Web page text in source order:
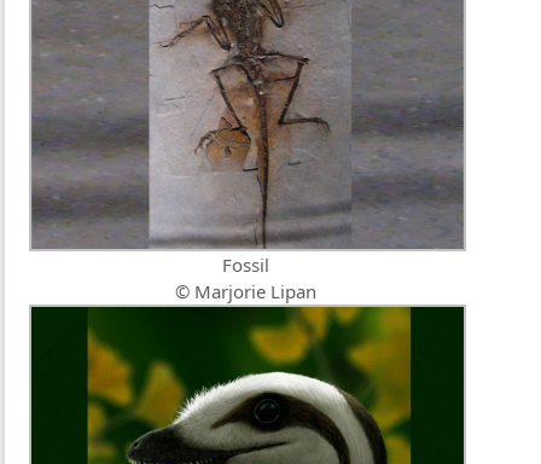
Fossil
© Marjorie Lipan